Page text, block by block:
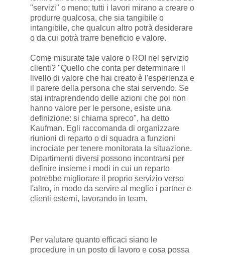
"servizi" o meno; tutti i lavori mirano a creare o
produrre qualcosa, che sia tangibile o
intangibile, che qualcun altro potrà desiderare
o da cui potrà trarre beneficio e valore.
Come misurate tale valore o ROI nel servizio
clienti? "Quello che conta per determinare il
livello di valore che hai creato è l'esperienza e
il parere della persona che stai servendo. Se
stai intraprendendo delle azioni che poi non
hanno valore per le persone, esiste una
definizione: si chiama spreco", ha detto
Kaufman. Egli raccomanda di organizzare
riunioni di reparto o di squadra a funzioni
incrociate per tenere monitorata la situazione.
Dipartimenti diversi possono incontrarsi per
definire insieme i modi in cui un reparto
potrebbe migliorare il proprio servizio verso
l'altro, in modo da servire al meglio i partner e
clienti esterni, lavorando in team.
Per valutare quanto efficaci siano le
procedure in un posto di lavoro e cosa possa